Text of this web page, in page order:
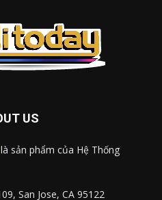
US
là sản phẩm của Hệ Thống
San Jose, CA 95122